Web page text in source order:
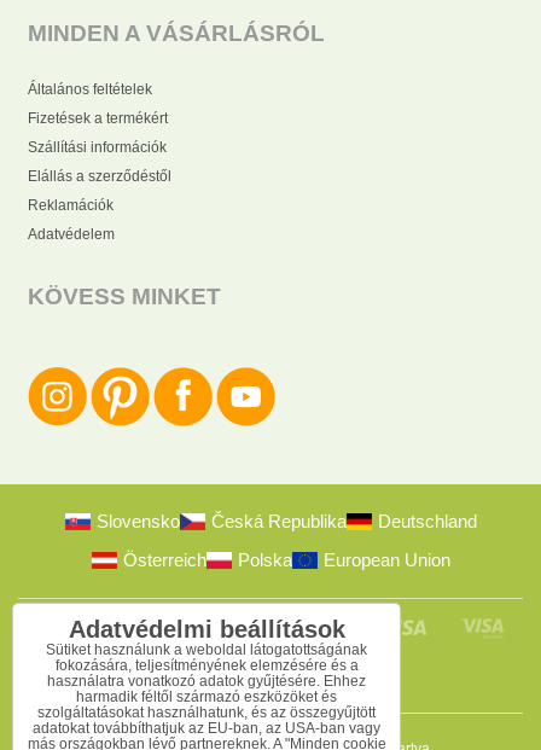
MINDEN A VÁSÁRLÁSRÓL
Általános feltételek
Fizetések a termékért
Szállítási információk
Elállás a szerződéstől
Reklamációk
Adatvédelem
KÖVESS MINKET
Slovensko Česká Republika
Deutschland
Österreich
Polska European Union
Adatvédelmi beállítások
Sütiket használunk a weboldal látogatottságának
fokozására, teljesítményének elemzésére és a
használatra vonatkozó adatok gyűjtésére. Ehhez
harmadik féltől származó eszközöket és
szolgáltatásokat használhatunk, és az összegyűjtött
adatokat továbbíthatjuk az EU-ban, az USA-ban vagy
más országokban lévő partnereknek. A "Minden cookie